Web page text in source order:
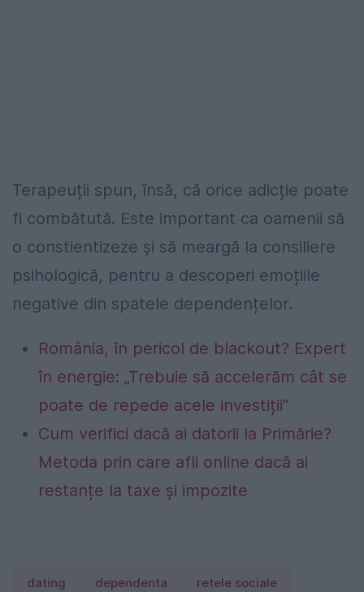
Terapeuții spun, însă, că orice adicție poate
fi combătută. Este important ca oamenii să
o constientizeze și să meargă la consiliere
psihologică, pentru a descoperi emoțiile
negative din spatele dependențelor.
România, în pericol de blackout? Expert
în energie: „Trebuie să accelerăm cât se
poate de repede acele investiții”
Cum verifici dacă ai datorii la Primărie?
Metoda prin care afli online dacă ai
restanțe la taxe și impozite
dating dependenta retele sociale